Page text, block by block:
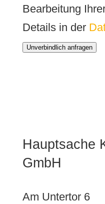
Bearbeitung
Details in der
Unverbindlich anfragen
Hauptsache
GmbH
Am Untertor 6